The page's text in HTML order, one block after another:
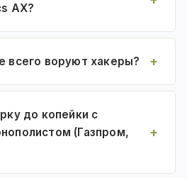
AX?
всего воруют хакеры?
до копейки с
(Газпром,